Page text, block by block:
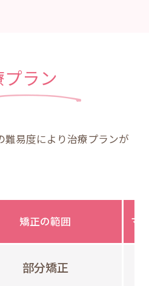
ラン
難易度により治療プランが
矯正の範囲 マ
部分矯正